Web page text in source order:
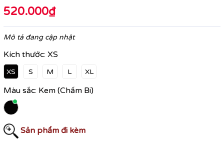
520.000₫
Mô tả đang cập nhật
Kích thước: XS
XS S M L XL
Màu sắc: Kem (Chấm Bi)
Sản phẩm đi kèm